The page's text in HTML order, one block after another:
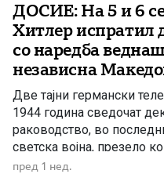
ДОСИЕ: На 5 и 6
Хитлер испратил
со наредба
независна
Две тајни германски
1944 година сведочат
раководство, во
светска војна, презело
прогласување
пред 1 нед.